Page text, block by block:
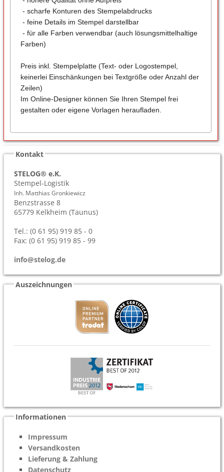
- scharfe Konturen des Stempelabdrucks
- feine Details im Stempel darstellbar
- für alle Farben verwendbar (auch lösungsmittelhaltige
Farben)
Preis inkl. Stempelplatte (Text- oder Logostempel,
keinerlei Einschänkungen bei Textgröße oder Anzahl der
Zeilen)
Im Online-Designer können Sie Ihren Stempel frei
gestalten oder eigene Vorlagen heraufladen.
Kontakt
STELOG® e.K.
Stempel-Logistik
Inh. Matthias Gronkiewicz
Benzstrasse 8
65779 Kelkheim (Taunus)
Tel.: (0 61 95) 919 85 - 0
Fax: (0 61 95) 919 85 - 99
info@stelog.de
Auszeichnungen
Informationen
Impressum
Versandkosten
Lieferung & Zahlung
Datenschutz